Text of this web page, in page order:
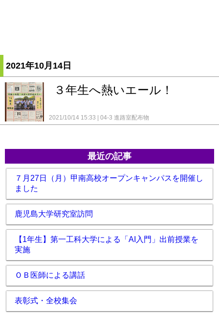
2021年10月14日
３年生へ熱いエール！
2021/10/14 15:33 04-3 進路室配布物
最近の記事
７月27日（月）甲南高校オープンキャンパスを開催し
ました
鹿児島大学研究室訪問
【1年生】第一工科大学による「AI入門」出前授業を
実施
ＯＢ医師による講話
表彰式・全校集会